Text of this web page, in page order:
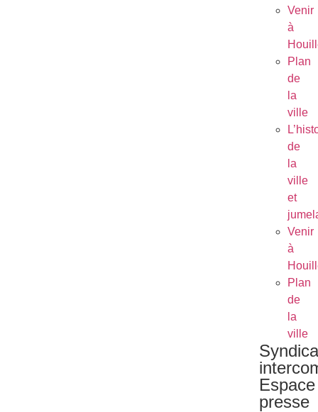
Venir
à
Plan
de
la
ville
de
la
ville
et
Venir
à
Plan
de
la
ville
Espace
presse